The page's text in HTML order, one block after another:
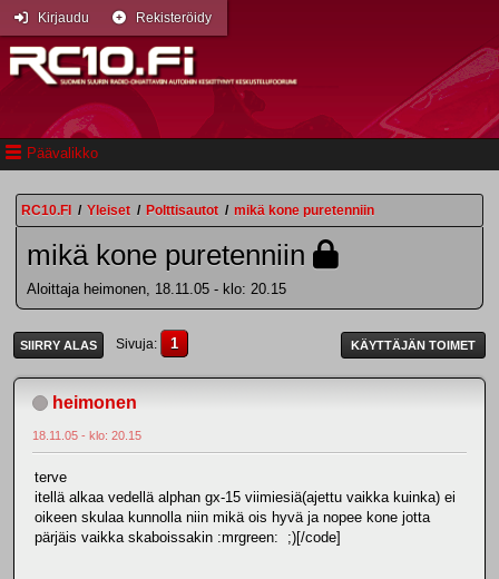
Päävalikko
Kirjaudu Rekisteröidy
RC10.FI / Yleiset / Polttisautot / mikä kone puretenniin
mikä kone puretenniin
Aloittaja heimonen, 18.11.05 - klo: 20.15
SIIRRY ALAS Sivuja 1 KÄYTTÄJÄN TOIMET
heimonen
18.11.05 - klo: 20.15
terve
itellä alkaa vedellä alphan gx-15 viimiesiä(ajettu vaikka kuinka) ei
oikeen skulaa kunnolla niin mikä ois hyvä ja nopee kone jotta
pärjäis vaikka skaboissakin :mrgreen: ;)[/code]